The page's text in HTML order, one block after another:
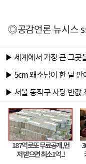
◎공감언론 뉴시스